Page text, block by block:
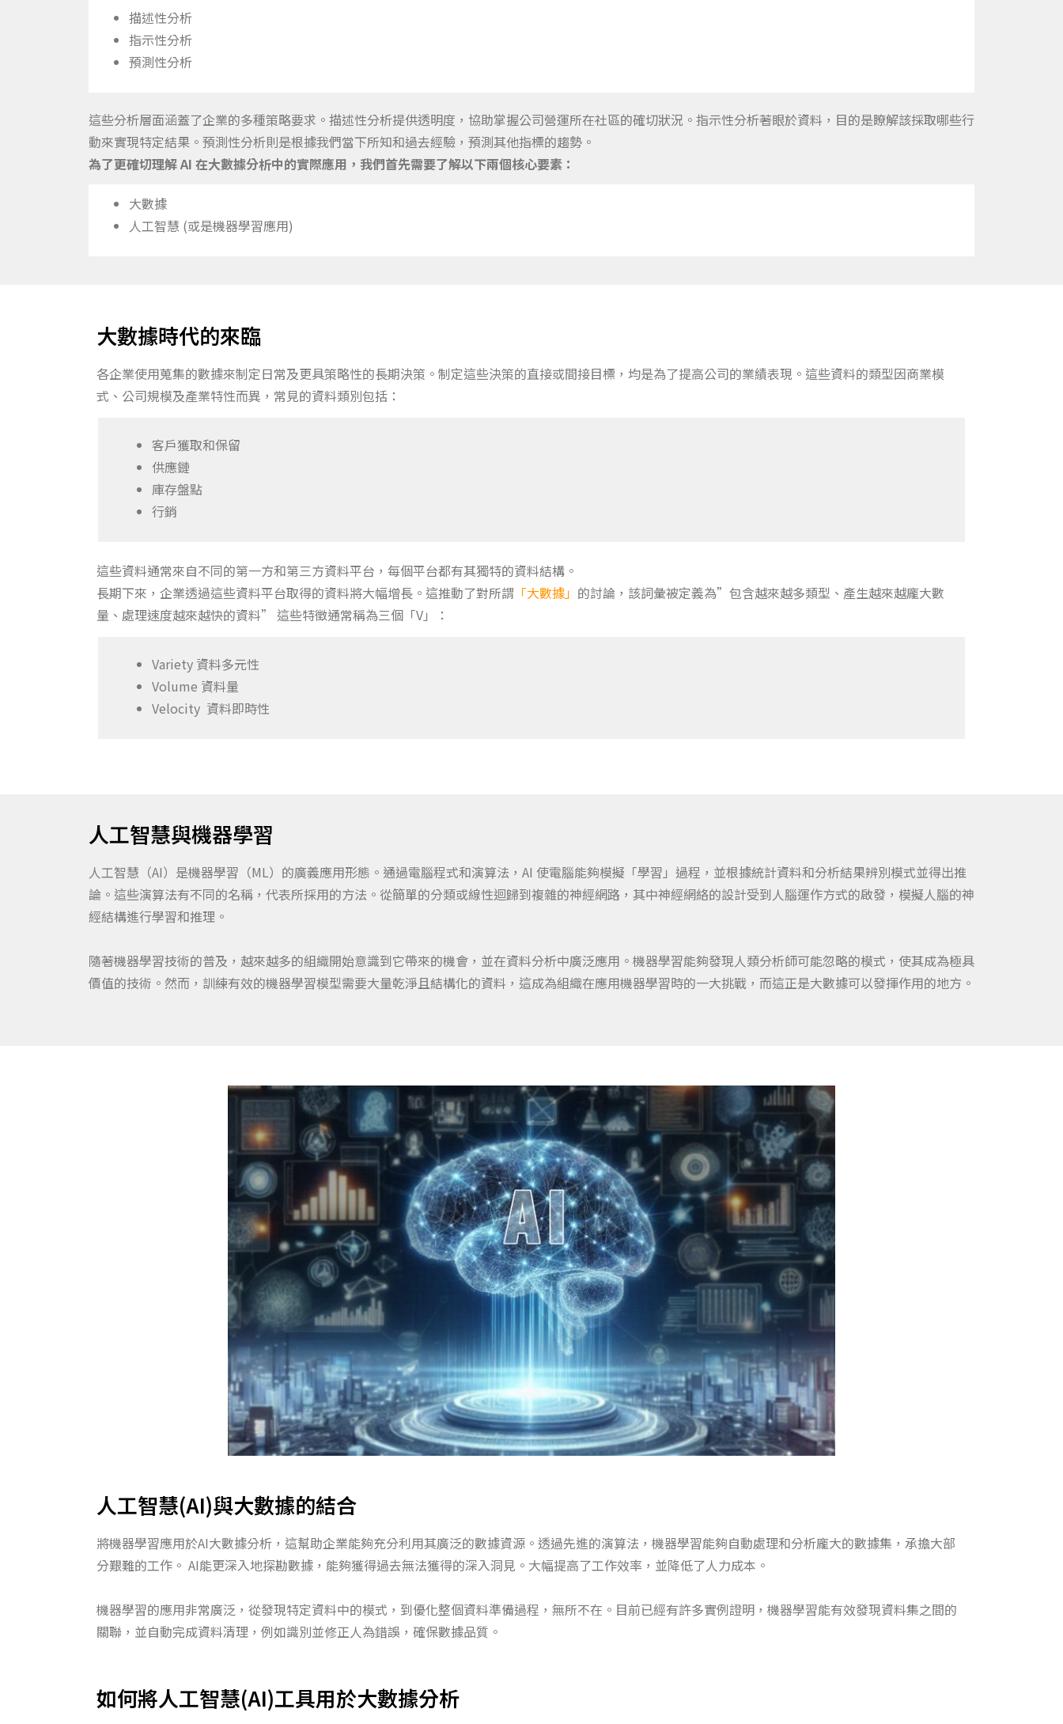
描述性分析
指示性分析
預測性分析
這些分析層面涵蓋了企業的多種策略要求。描述性分析提供透明度，協助掌握公司營運所在社區的確切狀況。指示性分析著眼於資料，目的是瞭解該採取哪些行
動來實現特定結果。預測性分析則是根據我們當下所知和過去經驗，預測其他指標的趨勢。
為了更確切理解 AI 在大數據分析中的實際應用，我們首先需要了解以下兩個核心要素：
大數據
人工智慧 (或是機器學習應用)
大數據時代的來臨
各企業使用蒐集的數據來制定日常及更具策略性的長期決策。制定這些決策的直接或間接目標，均是為了提高公司的業績表現。這些資料的類型因商業模
式、公司規模及產業特性而異，常見的資料類別包括：
客戶獲取和保留
供應鏈
庫存盤點
行銷
這些資料通常來自不同的第一方和第三方資料平台，每個平台都有其獨特的資料結構。
長期下來，企業透過這些資料平台取得的資料將大幅增長。這推動了對所謂 「大數據」 的討論，該詞彙被定義為”包含越來越多類型、產生越來越龐大數
量、處理速度越來越快的資料” 這些特徵通常稱為三個「V」：
Variety 資料多元性
Volume 資料量
Velocity 資料即時性
人工智慧與機器學習
人工智慧（AI）是機器學習（ML）的廣義應用形態。通過電腦程式和演算法，AI 使電腦能夠模擬「學習」過程，並根據統計資料和分析結果辨別模式並得出推
論。這些演算法有不同的名稱，代表所採用的方法。從簡單的分類或線性迴歸到複雜的神經網路，其中神經網絡的設計受到人腦運作方式的啟發，模擬人腦的神
經結構進行學習和推理。
隨著機器學習技術的普及，越來越多的組織開始意識到它帶來的機會，並在資料分析中廣泛應用。機器學習能夠發現人類分析師可能忽略的模式，使其成為極具
價值的技術。 然而，訓練有效的機器學習模型需要大量乾淨且結構化的資料，這成為組織在應用機器學習時的一大挑戰 ，而這正是大數據可以發揮作用的地方。
人工智慧(AI)與大數據的結合
將機器學習應用於AI大數據分析， 這幫助企業能夠充分利用其廣泛的數據資源。 透過先進的演算法， 機器學習能夠自動處理和分析龐大的數據集 ，承擔大部
分艱難的工作 。 AI能更深入地探勘數據， 能夠獲得過去無法獲得的深入洞見。 大幅提高了工作效率，並降低了人力成本。
機器學習的應用非常廣泛，從發現特定資料中的模式，到優化整個資料準備過程，無所不在。 目前已經有許多實例證明，機器學習能有效發現資料集之間的
關聯，並自動完成資料清理， 例如識別並修正人為錯誤，確保數據品質。
如何將人工智慧(AI)工具用於大數據分析